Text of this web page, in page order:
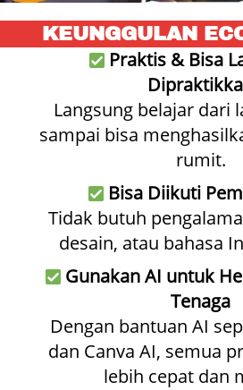
KEUNGGULAN
Praktis & Bisa
Langsung belajar dari
sampai bisa
rumit.
Bisa Diikuti
Tidak butuh
desain, atau bahasa
Gunakan AI untuk
Tenaga
Dengan bantuan AI
dan Canva AI, semua
lebih cepat dan